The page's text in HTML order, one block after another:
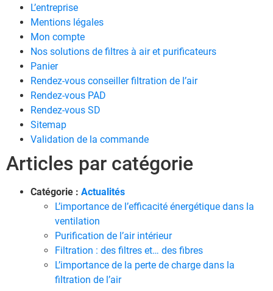
L’entreprise
Mentions légales
Mon compte
Nos solutions de filtres à air et purificateurs
Panier
Rendez-vous conseiller filtration de l’air
Rendez-vous PAD
Rendez-vous SD
Sitemap
Validation de la commande
Articles par catégorie
Catégorie : Actualités
L’importance de l’efficacité énergétique dans la
ventilation
Purification de l’air intérieur
Filtration : des filtres et… des fibres
L’importance de la perte de charge dans la
filtration de l’air